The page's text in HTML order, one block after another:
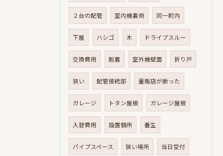
２台の配管 室内機裏側 同一町内
下屋 ハシゴ 木 ドライブスルー
交換費用 脱着 室外機壁面 折り戸
狭い 配管接続部 量販店が断った
ガレージ トタン屋根 ガレージ屋根
入替費用 設置個所 養生
パイプスペース 狭い場所 当日受付